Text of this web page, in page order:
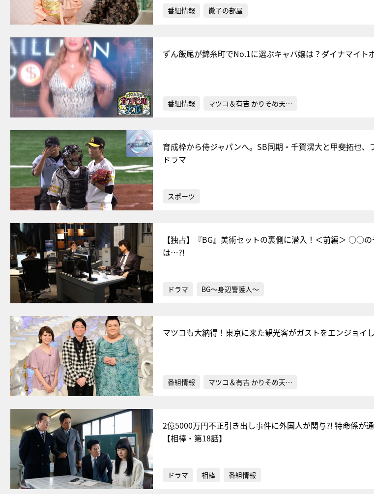
番組情報 徹子の部屋
ずん飯尾が錦糸町でNo.1に選ぶキャバ嬢は？ダイナマイト
番組情報 マツコ＆有吉 かりそめ天…
育成枠から侍ジャパンへ。SB同期・千賀滉大と甲斐拓也、
ドラマ
スポーツ
【独占】『BG』美術セットの裏側に潜入！＜前編＞ ○○
は…?!
ドラマ BG～身辺警護人～
マツコも大納得！東京に来た観光客がガストをエンジョイ
番組情報 マツコ＆有吉 かりそめ天…
2億5000万円不正引き出し事件に外国人が関与?! 特命係が
【相棒・第18話】
ドラマ 相棒 番組情報